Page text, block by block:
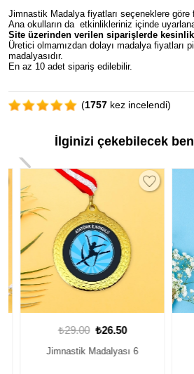
Jimnastik Madalya fiyatları seçeneklere göre
Ana okulların da etkinlikleriniz içinde
Site üzerinden verilen siparişlerde
Üretici olmamızdan dolayı madalya fiyatları
madalyasıdır.
En az 10 adet sipariş edilebilir.
(1757 kez incelendi)
İlginizi çekebilecek
₺29.00 ₺26.50
Jimnastik Madalyası 6